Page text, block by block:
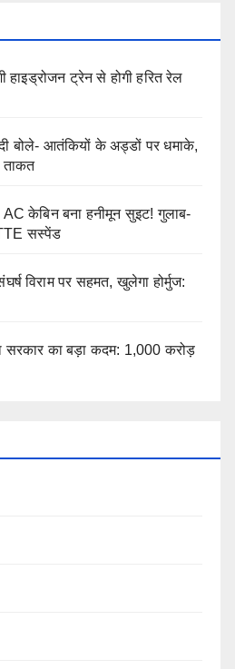
ट्रेन से होगी हरित रेल
बोले- आतंकियों के अड्डों पर धमाके,
ताकत
AC केबिन बना हनीमून सुइट! गुलाब-
सस्पेंड
विराम पर सहमत, खुलेगा होर्मुज:
सरकार का बड़ा कदम: 1,000 करोड़